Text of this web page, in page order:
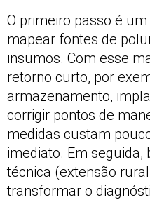
O primeiro passo é
mapear fontes de
insumos. Com esse
retorno curto, por
armazenamento,
corrigir pontos de
medidas custam
imediato. Em seguida,
técnica (extensão
transformar o